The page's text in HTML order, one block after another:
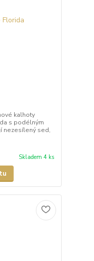
kalhoty
s podélným
nezesílený sed,
Skladem 4 ks